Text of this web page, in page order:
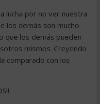
lucha por no ver nuestra
los demás son mucho
que los demás pueden
mismos. Creyendo
comparado con los